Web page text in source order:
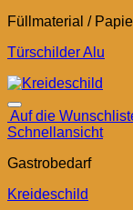
Füllmaterial /
Türschilder Alu
Auf die
Schnellansicht
Gastrobedarf
Kreideschild